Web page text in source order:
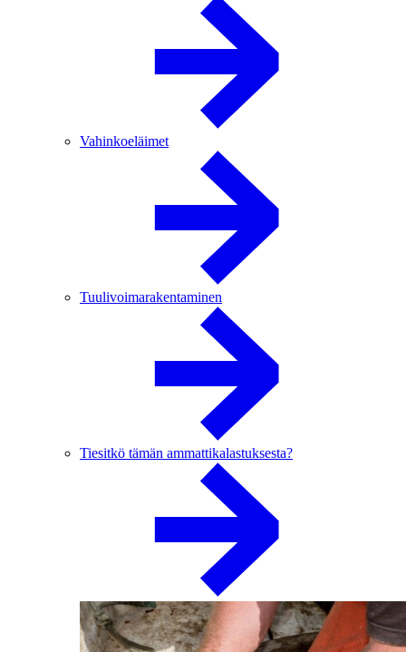
Vahinkoeläimet
Tuulivoimarakentaminen
Tiesitkö tämän ammattikalastuksesta?